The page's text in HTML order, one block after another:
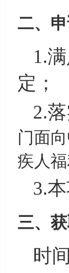
二、
1.
定；
2.
门面
疾人
3.
三、
时